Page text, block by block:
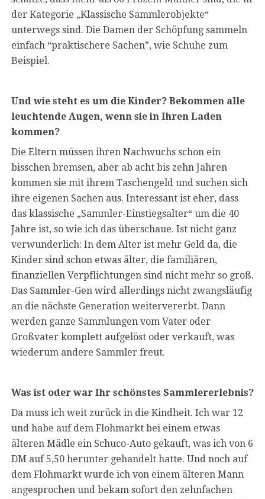
der Kategorie „Klassische Sammlerobjekte“
unterwegs sind. Die Damen der Schöpfung sammeln
einfach “praktischere Sachen”, wie Schuhe zum
Beispiel.
Und wie steht es um die Kinder? Bekommen alle
leuchtende Augen, wenn sie in Ihren Laden
kommen?
Die Eltern müssen ihren Nachwuchs schon ein
bisschen bremsen, aber ab acht bis zehn Jahren
kommen sie mit ihrem Taschengeld und suchen sich
ihre eigenen Sachen aus. Interessant ist eher, dass
das klassische „Sammler-Einstiegsalter“ um die 40
Jahre ist, so wie ich das überschaue. Ist nicht ganz
verwunderlich: In dem Alter ist mehr Geld da, die
Kinder sind schon etwas älter, die familiären,
finanziellen Verpflichtungen sind nicht mehr so groß.
Das Sammler-Gen wird allerdings nicht zwangsläufig
an die nächste Generation weitervererbt. Dann
werden ganze Sammlungen vom Vater oder
Großvater komplett aufgelöst oder verkauft, was
wiederum andere Sammler freut.
Was ist oder war Ihr schönstes Sammlererlebnis?
Da muss ich weit zurück in die Kindheit. Ich war 12
und habe auf dem Flohmarkt bei einem etwas
älteren Mädle ein Schuco-Auto gekauft, was ich von 6
DM auf 5,50 herunter gehandelt hatte. Und noch auf
dem Flohmarkt wurde ich von einem älteren Mann
angesprochen und bekam sofort den zehnfachen